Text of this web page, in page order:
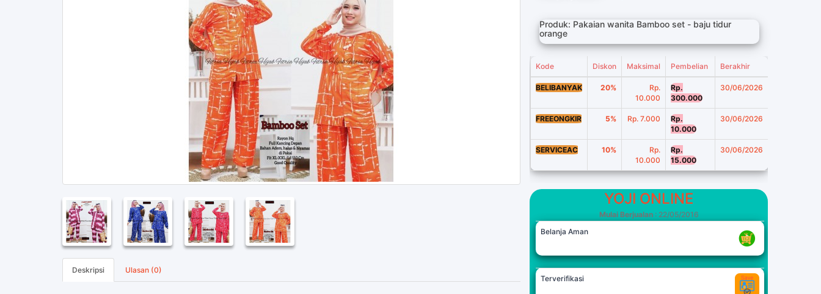
Deskripsi Ulasan (0)
Produk: Pakaian wanita Bamboo set - baju tidur
orange
Kode Diskon Maksimal Pembelian Berakhir
BELIBANYAK 20%
Rp.
10.000
Rp.
300.000
30/06/2026
FREEONGKIR 5% Rp. 7.000
Rp.
10.000
30/06/2026
SERVICEAC 10%
Rp.
10.000
Rp.
15.000
30/06/2026
YOJI ONLINE
Mulai Berjualan: 22/05/2016
Belanja Aman
Terverifikasi